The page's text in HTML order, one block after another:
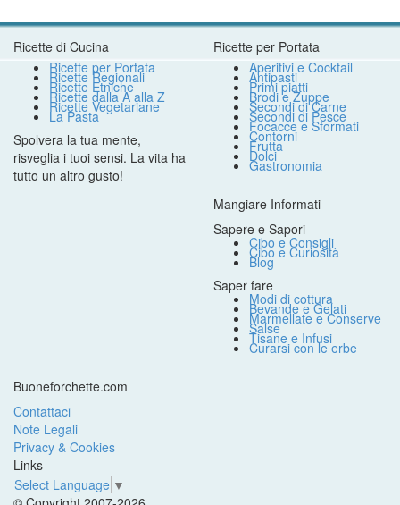
Ricette di Cucina
Ricette per Portata
Ricette Regionali
Ricette Etniche
Ricette dalla A alla Z
Ricette Vegetariane
La Pasta
Spolvera la tua mente,
risveglia i tuoi sensi. La vita ha
tutto un altro gusto!
Ricette per Portata
Aperitivi e Cocktail
Antipasti
Primi piatti
Brodi e Zuppe
Secondi di Carne
Secondi di Pesce
Focacce e Sformati
Contorni
Frutta
Dolci
Gastronomia
Mangiare Informati
Sapere e Sapori
Cibo e Consigli
Cibo e Curiosità
Blog
Saper fare
Modi di cottura
Bevande e Gelati
Marmellate e Conserve
Salse
Tisane e Infusi
Curarsi con le erbe
Buoneforchette.com
Contattaci
Note Legali
Privacy & Cookies
Links
Select Language ▼